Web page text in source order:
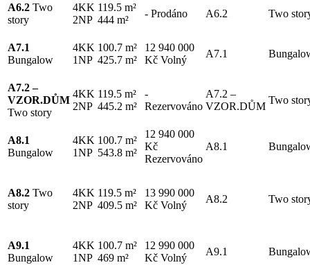
A6.2 Two
story
4KK
2NP
119.5 m²
444 m²
- Prodáno A6.2 Two
A7.1
Bungalow
4KK
1NP
100.7 m²
425.7 m²
12 940 000
Kč Volný
A7.1
A7.2 –
VZOR.DŮM
Two story
4KK
2NP
119.5 m²
445.2 m²
-
Rezervováno
A7.2 –
VZOR.DŮM
Two
A8.1
Bungalow
4KK
1NP
100.7 m²
543.8 m²
12 940 000
Kč
Rezervováno
A8.1
A8.2 Two
story
4KK
2NP
119.5 m²
409.5 m²
13 990 000
Kč Volný
A8.2 Two
A9.1
Bungalow
4KK
1NP
100.7 m²
469 m²
12 990 000
Kč Volný
A9.1